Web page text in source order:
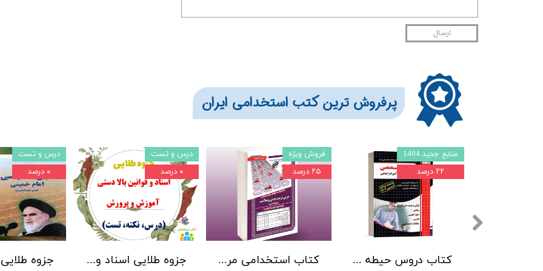
ارسال
درس و تست
۰ درصد
جزوه طلایی اسناد و قوانین بالادستی یهمراه نمونه سوالات با پاسخنامه تشریحی
درس و تست
۰ درصد
کتاب استخدامی مربی تربیت بدنی و سلامت انتشارات سامان سنجش (درسنامه و تست)
فروش ویژه
۲۵ درصد
کتاب دروس حیطه تخصصی آموزگار ابتدایی ویژه آزمون استخدامی آموزش و پرورش 1405 انتشارات چهارخونه
منابع جدید 1404
۲۲ درصد
​​​پرفروش ترین کتب استخدامی ایران